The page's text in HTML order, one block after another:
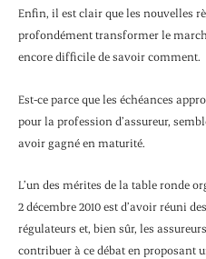
Enfin, il est clair que les nouvelles
profondément transformer le
encore difficile de savoir comment.
Est-ce parce que les échéances
pour la profession d’assureur,
avoir gagné en maturité.
L’un des mérites de la table ronde
2 décembre 2010 est d’avoir réuni
régulateurs et, bien sûr, les
contribuer à ce débat en proposant